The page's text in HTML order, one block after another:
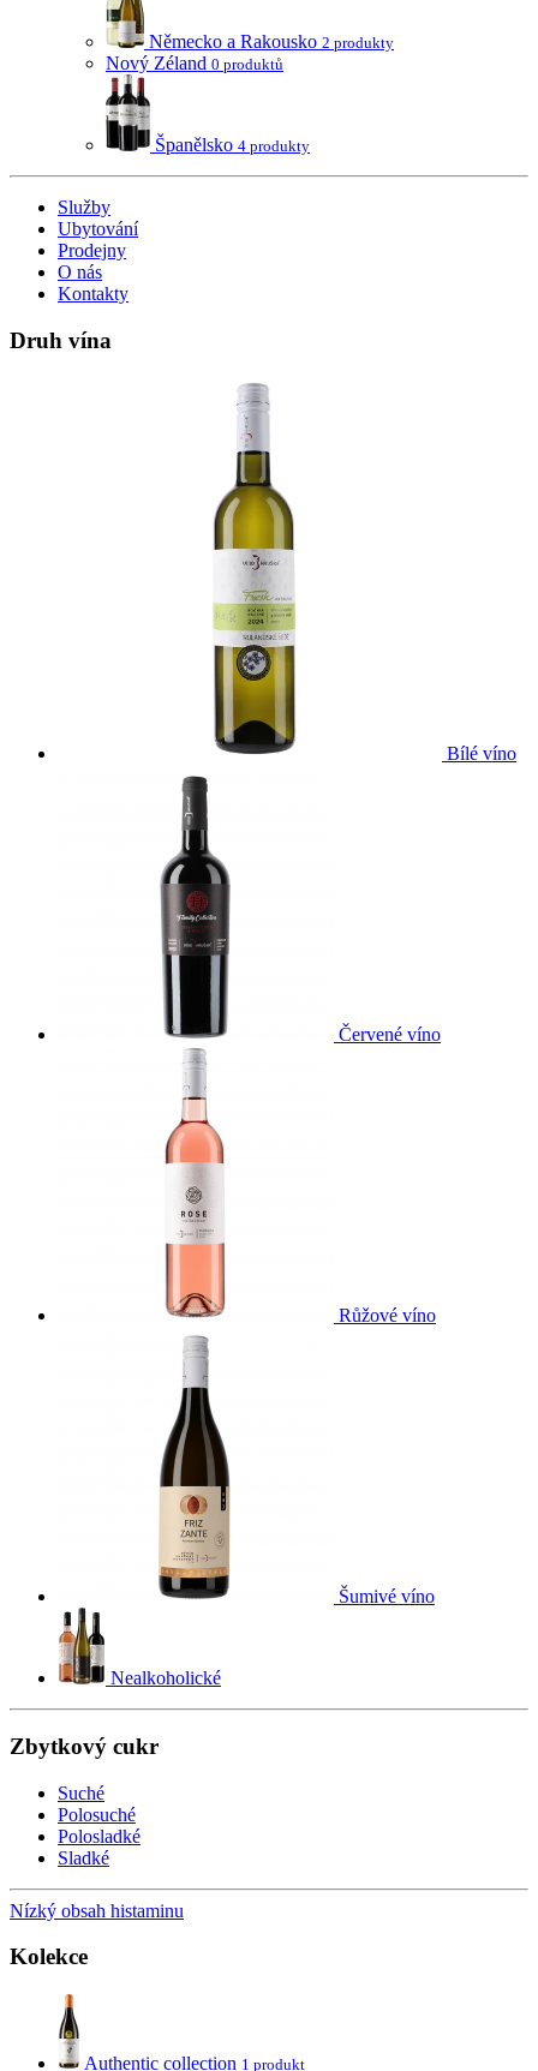
Německo a Rakousko 2 produkty
Nový Zéland 0 produktů
Španělsko 4 produkty
Služby
Ubytování
Prodejny
O nás
Kontakty
Druh vína
Bílé víno
Červené víno
Růžové víno
Šumivé víno
Nealkoholické
Zbytkový cukr
Suché
Polosuché
Polosladké
Sladké
Nízký obsah histaminu
Kolekce
Authentic collection 1 produkt